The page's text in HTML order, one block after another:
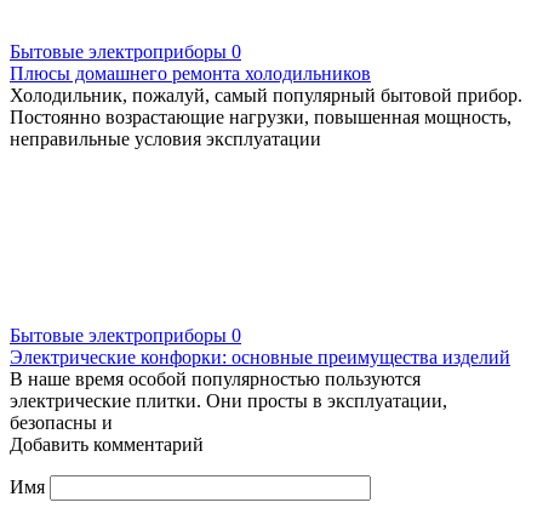
Бытовые электроприборы 0
Плюсы домашнего ремонта холодильников
Холодильник, пожалуй, самый популярный бытовой прибор.
Постоянно возрастающие нагрузки, повышенная мощность,
неправильные условия эксплуатации
Бытовые электроприборы 0
Электрические конфорки: основные преимущества изделий
В наше время особой популярностью пользуются
электрические плитки. Они просты в эксплуатации,
безопасны и
Добавить комментарий
Имя